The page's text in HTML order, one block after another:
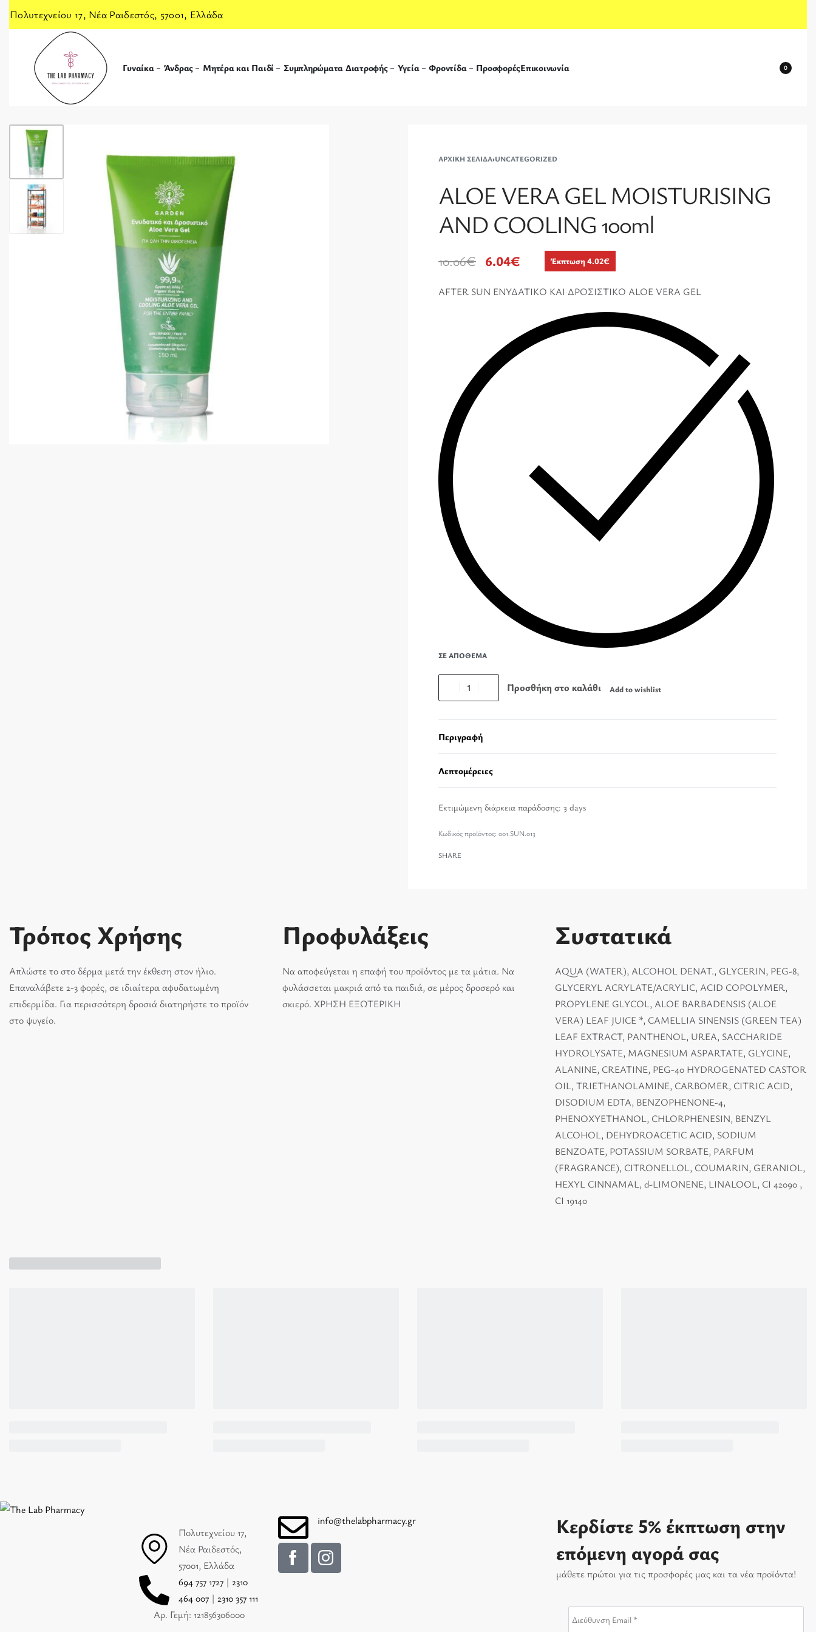
Πολυτεχνείου 17, Νέα Ραιδεστός, 57001, Ελλάδα
Γυναίκα Άνδρας Μητέρα και Παιδί Συμπληρώματα Διατροφής Υγεία Φροντίδα ΠροσφορέςΕπικοινωνία 0
ΑΡΧΙΚΉ ΣΕΛΊΔΑ›UNCATEGORIZED
ALOE VERA GEL MOISTURISING
AND COOLING 100ml
10.06€ 6.04€ Έκπτωση 4.02€
AFTER SUN ΕΝΥΔΑΤΙΚΟ ΚΑΙ ΔΡΟΣΙΣΤΙΚΟ ALOE VERA GEL
ΣΕ ΑΠΌΘΕΜΑ
Προσθήκη στο καλάθι Add to wishlist
Περιγραφή
Λεπτομέρειες
Εκτιμώμενη διάρκεια παράδοσης: 3 days
001.SUN.013
SHARE
Τρόπος Χρήσης
Απλώστε το στο δέρμα μετά την έκθεση στον ήλιο.
Επαναλάβετε 2-3 φορές, σε ιδιαίτερα αφυδατωμένη
επιδερμίδα. Για περισσότερη δροσιά διατηρήστε το προϊόν
στο ψυγείο.
Προφυλάξεις
Να αποφεύγεται η επαφή του προϊόντος με τα μάτια. Να
φυλάσσεται μακριά από τα παιδιά, σε μέρος δροσερό και
σκιερό. ΧΡΗΣΗ ΕΞΩΤΕΡΙΚΗ
Συστατικά
AQUA (WATER), ALCOHOL DENAT., GLYCERIN, PEG-8,
GLYCERYL ACRYLATE/ACRYLIC, ACID COPOLYMER,
PROPYLENE GLYCOL, ALOE BARBADENSIS (ALOE
VERA) LEAF JUICE *, CAMELLIA SINENSIS (GREEN TEA)
LEAF EXTRACT, PANTHENOL, UREA, SACCHARIDE
HYDROLYSATE, MAGNESIUM ASPARTATE, GLYCINE,
ALANINE, CREATINE, PEG-40 HYDROGENATED CASTOR
OIL, TRIETHANOLAMINE, CARBOMER, CITRIC ACID,
DISODIUM EDTA, BENZOPHENONE-4,
PHENOXYETHANOL, CHLORPHENESIN, BENZYL
ALCOHOL, DEHYDROACETIC ACID, SODIUM
BENZOATE, POTASSIUM SORBATE, PARFUM
(FRAGRANCE), CITRONELLOL, COUMARIN, GERANIOL,
HEXYL CINNAMAL, d-LIMONENE, LINALOOL, CI 42090 ,
CI 19140
Πολυτεχνείου 17,
Νέα Ραιδεστός,
57001, Ελλάδα
694 757 1727| 2310
464 007 | 2310 357 111
Αρ. Γεμή: 121856306000
info@thelabpharmacy.gr
Κερδίστε 5% έκπτωση στην
επόμενη αγορά σας
μάθετε πρώτοι για τις προσφορές μας και τα νέα προϊόντα!